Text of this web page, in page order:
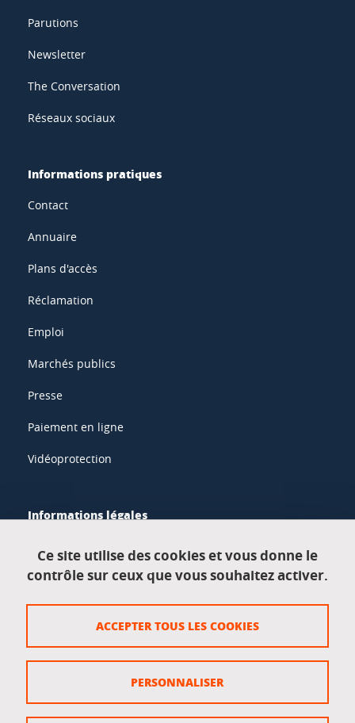
Parutions
Newsletter
The Conversation
Réseaux sociaux
Informations pratiques
Contact
Annuaire
Plans d'accès
Réclamation
Emploi
Marchés publics
Presse
Paiement en ligne
Vidéoprotection
Informations légales
Données personnelles
Crédits
Gestion des cookies
Ce site utilise des cookies et vous donne le
contrôle sur ceux que vous souhaitez activer.
ACCEPTER TOUS LES COOKIES
PERSONNALISER